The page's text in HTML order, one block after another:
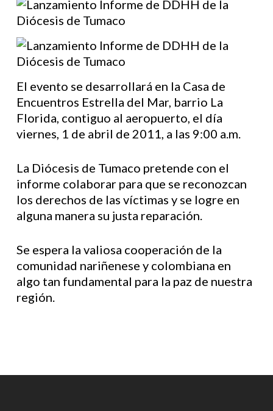
El evento se desarrollará en la Casa de
Encuentros Estrella del Mar, barrio La
Florida, contiguo al aeropuerto, el día
viernes, 1 de abril de 2011, a las 9:00 a.m.
La Diócesis de Tumaco pretende con el
informe colaborar para que se reconozcan
los derechos de las víctimas y se logre en
alguna manera su justa reparación.
Se espera la valiosa cooperación de la
comunidad nariñenese y colombiana en
algo tan fundamental para la paz de nuestra
región.